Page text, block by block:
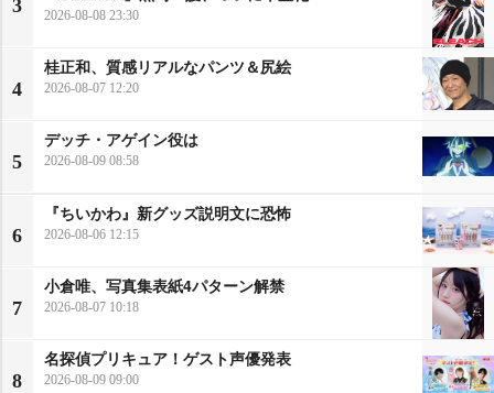
3 2026-08-08 23:30
4
桂正和、質感リアルなパンツ＆尻絵
2026-08-07 12:20
5
デッチ・アゲイン役は
2026-08-09 08:58
6
『ちいかわ』新グッズ説明文に恐怖
2026-08-06 12:15
7
小倉唯、写真集表紙4パターン解禁
2026-08-07 10:18
8
名探偵プリキュア！ゲスト声優発表
2026-08-09 09:00